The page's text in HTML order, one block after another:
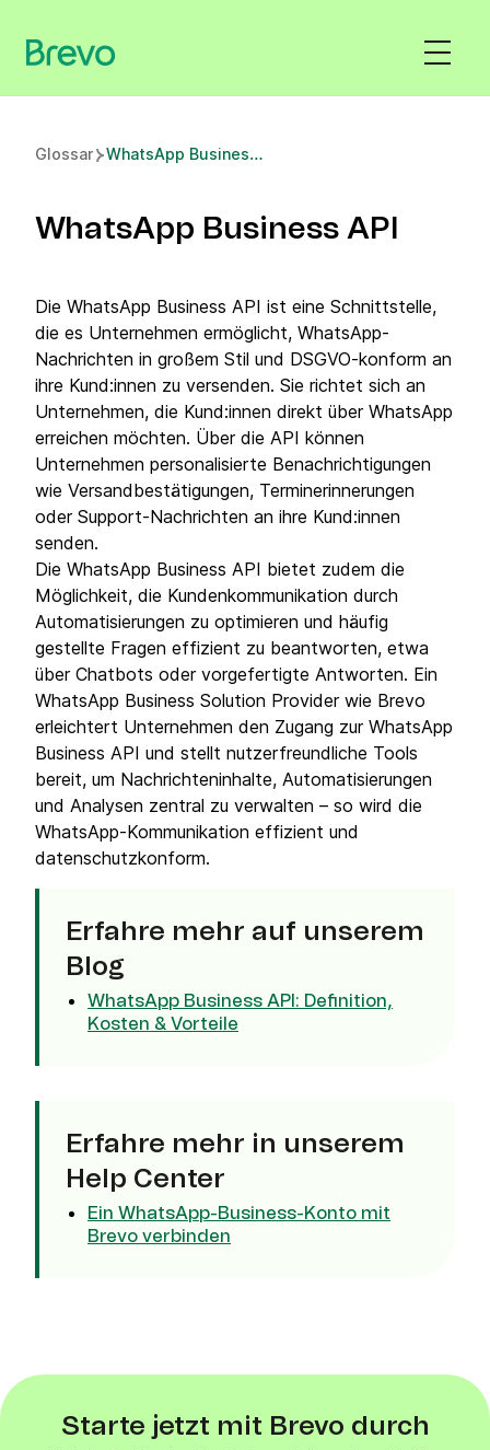
Glossar W
hatsApp Business API
WhatsApp Business API
Die WhatsApp Business API ist eine Schnittstelle,
die es Unternehmen ermöglicht, WhatsApp-
Nachrichten in großem Stil und DSGVO-konform an
ihre Kund:innen zu versenden. Sie richtet sich an
Unternehmen, die Kund:innen direkt über WhatsApp
erreichen möchten. Über die API können
Unternehmen personalisierte Benachrichtigungen
wie Versandbestätigungen, Terminerinnerungen
oder Support-Nachrichten an ihre Kund:innen
senden.
Die WhatsApp Business API bietet zudem die
Möglichkeit, die Kundenkommunikation durch
Automatisierungen zu optimieren und häufig
gestellte Fragen effizient zu beantworten, etwa
über Chatbots oder vorgefertigte Antworten. Ein
WhatsApp Business Solution Provider wie Brevo
erleichtert Unternehmen den Zugang zur WhatsApp
Business API und stellt nutzerfreundliche Tools
bereit, um Nachrichteninhalte, Automatisierungen
und Analysen zentral zu verwalten – so wird die
WhatsApp-Kommunikation effizient und
datenschutzkonform.
Erfahre mehr auf unserem
Blog
WhatsApp Business API: Definition,
Kosten & Vorteile
Erfahre mehr in unserem
Help Center
Ein WhatsApp-Business-Konto mit
Brevo verbinden
Starte jetzt mit Brevo durch